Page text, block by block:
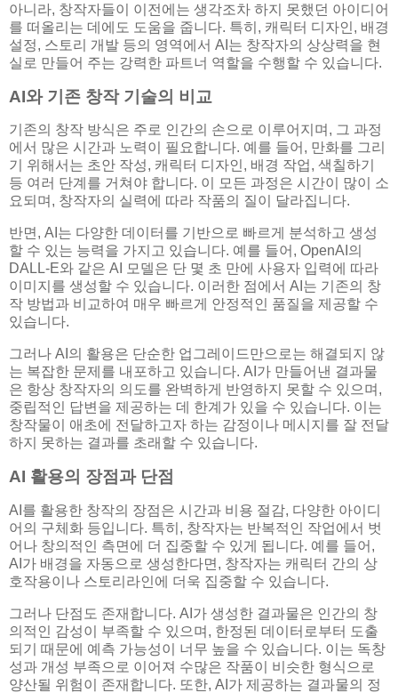
아니라, 창작자들이 이전에는 생각조차 하지 못했던 아이디어
를 떠올리는 데에도 도움을 줍니다. 특히, 캐릭터 디자인, 배경
설정, 스토리 개발 등의 영역에서 AI는 창작자의 상상력을 현
실로 만들어 주는 강력한 파트너 역할을 수행할 수 있습니다.
AI와 기존 창작 기술의 비교
기존의 창작 방식은 주로 인간의 손으로 이루어지며, 그 과정
에서 많은 시간과 노력이 필요합니다. 예를 들어, 만화를 그리
기 위해서는 초안 작성, 캐릭터 디자인, 배경 작업, 색칠하기
등 여러 단계를 거쳐야 합니다. 이 모든 과정은 시간이 많이 소
요되며, 창작자의 실력에 따라 작품의 질이 달라집니다.
반면, AI는 다양한 데이터를 기반으로 빠르게 분석하고 생성
할 수 있는 능력을 가지고 있습니다. 예를 들어, OpenAI의
DALL-E와 같은 AI 모델은 단 몇 초 만에 사용자 입력에 따라
이미지를 생성할 수 있습니다. 이러한 점에서 AI는 기존의 창
작 방법과 비교하여 매우 빠르게 안정적인 품질을 제공할 수
있습니다.
그러나 AI의 활용은 단순한 업그레이드만으로는 해결되지 않
는 복잡한 문제를 내포하고 있습니다. AI가 만들어낸 결과물
은 항상 창작자의 의도를 완벽하게 반영하지 못할 수 있으며,
중립적인 답변을 제공하는 데 한계가 있을 수 있습니다. 이는
창작물이 애초에 전달하고자 하는 감정이나 메시지를 잘 전달
하지 못하는 결과를 초래할 수 있습니다.
AI 활용의 장점과 단점
AI를 활용한 창작의 장점은 시간과 비용 절감, 다양한 아이디
어의 구체화 등입니다. 특히, 창작자는 반복적인 작업에서 벗
어나 창의적인 측면에 더 집중할 수 있게 됩니다. 예를 들어,
AI가 배경을 자동으로 생성한다면, 창작자는 캐릭터 간의 상
호작용이나 스토리라인에 더욱 집중할 수 있습니다.
그러나 단점도 존재합니다. AI가 생성한 결과물은 인간의 창
의적인 감성이 부족할 수 있으며, 한정된 데이터로부터 도출
되기 때문에 예측 가능성이 너무 높을 수 있습니다. 이는 독창
성과 개성 부족으로 이어져 수많은 작품이 비슷한 형식으로
양산될 위험이 존재합니다. 또한, AI가 제공하는 결과물의 정